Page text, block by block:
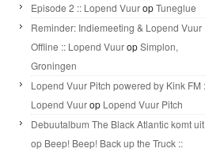
Episode 2 :: Lopend VuuropTuneglue
Reminder: Indiemeeting & Lopend Vuur
Offline :: Lopend VuuropSimplon,
Groningen
Lopend Vuur Pitch powered by Kink FM
Lopend Vuurop Lopend Vuur Pitch
Debuutalbum The Black Atlantic komt uit
op Beep! Beep! Back up the Truck ::